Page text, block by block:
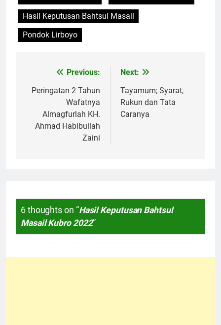
Hasil Keputusan Bahtsul Masail
Pondok Lirboyo
Navigasi
pos
Previous:
Peringatan 2 Tahun
Wafatnya
Almagfurlah KH.
Ahmad Habibullah
Zaini
Next:
Tayamum; Syarat,
Rukun dan Tata
Caranya
6 thoughts on “Hasil Keputusan Bahtsul
Masail Kubro 2022”